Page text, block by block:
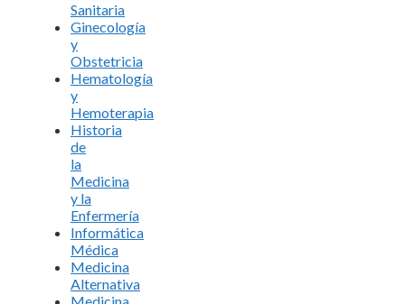
Sanitaria
Ginecología
y
Obstetricia
Hematología
y
Hemoterapia
Historia
de
la
Medicina
y la
Enfermería
Informática
Médica
Medicina
Alternativa